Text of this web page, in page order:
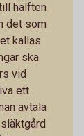
hälften
det som
kallas
ska
vid
ett
avtala